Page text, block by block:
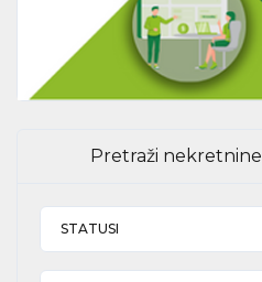
Pretraži nekretnine
STATUSI